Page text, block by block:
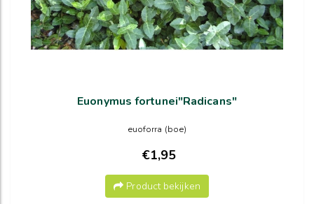
Euonymus fortunei"Radicans"
euoforra (boe)
€1,95
Product bekijken